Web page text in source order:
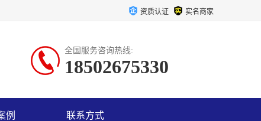
资质认证 实名商家
全国服务咨询热线:
18502675330
例 联系方式